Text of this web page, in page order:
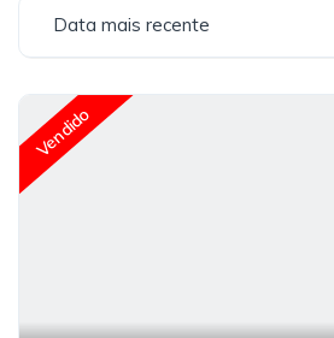
Data mais recente
Vendido